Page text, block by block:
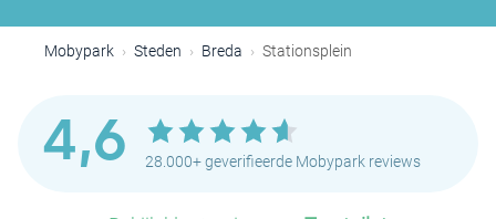
Mobypark Steden Breda Stationsplein
4,6 28.000+ geverifieerde Mobypark reviews